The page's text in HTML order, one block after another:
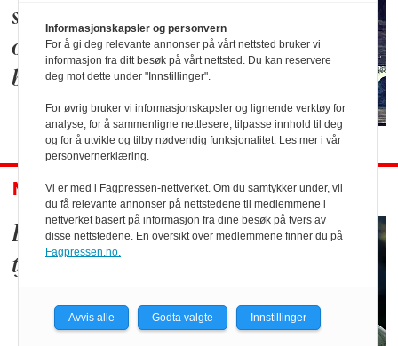
strømmen forsvant
og det sentraliserte
brøt sammen
NYTT OM NAVN
Blir sjef for E-
tjenesten
Informasjonskapsler og personvern
For å gi deg relevante annonser på vårt nettsted bruker vi
informasjon fra ditt besøk på vårt nettsted. Du kan reservere
deg mot dette under "Innstillinger".
For øvrig bruker vi informasjonskapsler og lignende verktøy for
analyse, for å sammenligne nettlesere, tilpasse innhold til deg
og for å utvikle og tilby nødvendig funksjonalitet. Les mer i vår
personvernerklæring.
Vi er med i Fagpressen-nettverket. Om du samtykker under, vil
du få relevante annonser på nettstedene til medlemmene i
nettverket basert på informasjon fra dine besøk på tvers av
disse nettstedene. En oversikt over medlemmene finner du på
Fagpressen.no.
Avvis alle Godta valgte Innstillinger